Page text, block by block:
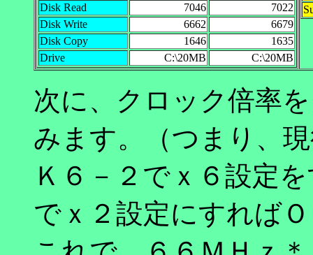
Disk Read
7046
7022
Disk Write
6662
6679
Disk Copy
1646
1635
Drive
C:\20MB C:\20MB
次に、クロック倍率
みます。（つまり、
Ｋ６－２でｘ６設定
でｘ２設定にすれば